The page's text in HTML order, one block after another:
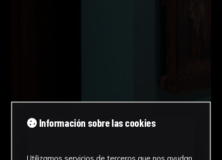
Información sobre las cookies